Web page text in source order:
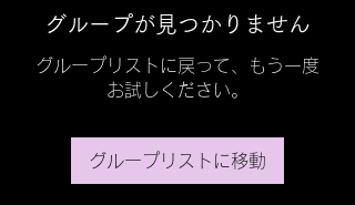
グループが見つかりません
グループリストに戻って、もう一度
お試しください。
グループリストに移動